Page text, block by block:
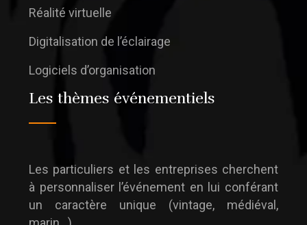
Réalité virtuelle
Digitalisation de l’éclairage
Logiciels d’organisation
Les thèmes événementiels
Les particuliers et les entreprises cherchent
à personnaliser l’événement en lui conférant
un caractère unique (vintage, médiéval,